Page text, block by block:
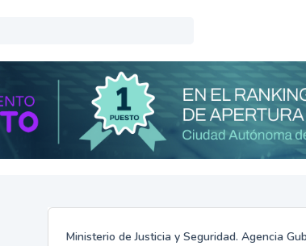
Ministerio de Justicia y Seguridad. Agencia